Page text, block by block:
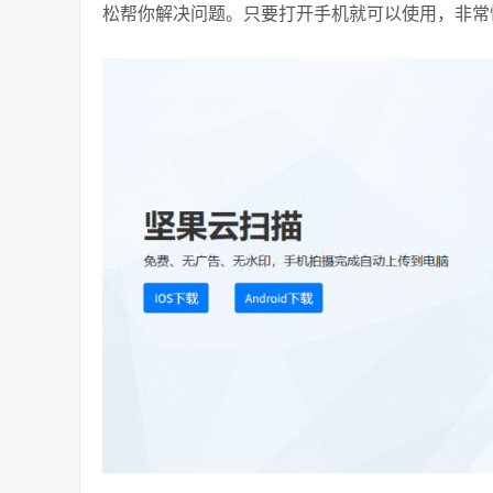
松帮你解决问题。只要打开手机就可以使用，非